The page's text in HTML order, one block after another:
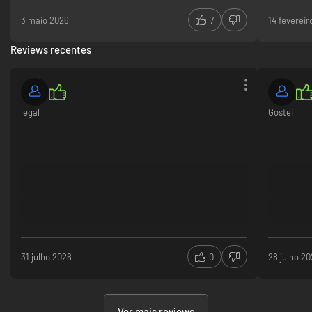
3 maio 2026 7 14
Reviews recentes
legal
31 julho 2026 0
Gostei
28 julho